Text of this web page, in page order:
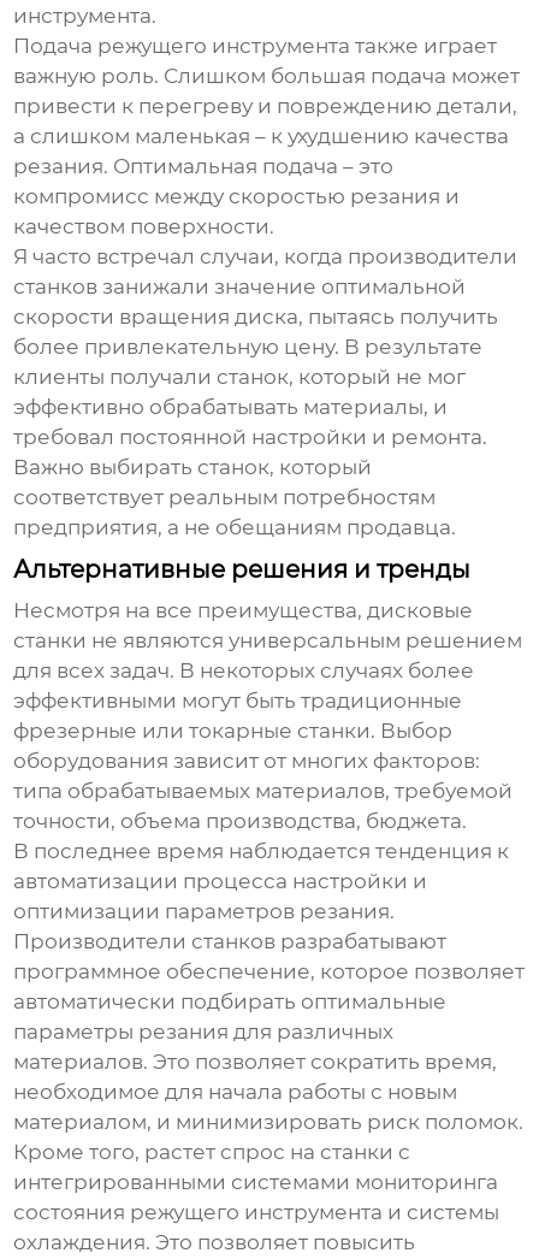
инструмента.
Подача режущего инструмента также играет
важную роль. Слишком большая подача может
привести к перегреву и повреждению детали,
а слишком маленькая – к ухудшению качества
резания. Оптимальная подача – это
компромисс между скоростью резания и
качеством поверхности.
Я часто встречал случаи, когда производители
станков занижали значение оптимальной
скорости вращения диска, пытаясь получить
более привлекательную цену. В результате
клиенты получали станок, который не мог
эффективно обрабатывать материалы, и
требовал постоянной настройки и ремонта.
Важно выбирать станок, который
соответствует реальным потребностям
предприятия, а не обещаниям продавца.
Альтернативные решения и тренды
Несмотря на все преимущества,дисковые
станки не являются универсальным решением
для всех задач. В некоторых случаях более
эффективными могут быть традиционные
фрезерные или токарные станки. Выбор
оборудования зависит от многих факторов:
типа обрабатываемых материалов, требуемой
точности, объема производства, бюджета.
В последнее время наблюдается тенденция к
автоматизации процесса настройки и
оптимизации параметров резания.
Производители станков разрабатывают
программное обеспечение, которое позволяет
автоматически подбирать оптимальные
параметры резания для различных
материалов. Это позволяет сократить время,
необходимое для начала работы с новым
материалом, и минимизировать риск поломок.
Кроме того, растет спрос на станки с
интегрированными системами мониторинга
состояния режущего инструмента и системы
охлаждения. Это позволяет повысить